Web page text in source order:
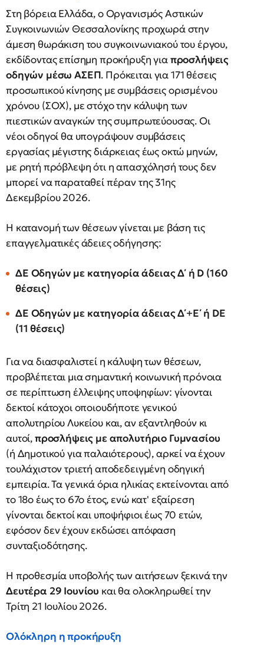
Στη βόρεια Ελλάδα, ο Οργανισμός Αστικών
Συγκοινωνιών Θεσσαλονίκης προχωρά στην
άμεση θωράκιση του συγκοινωνιακού του έργου,
εκδίδοντας επίσημη προκήρυξη γιαπροσλήψεις
οδηγών μέσω ΑΣΕΠ. Πρόκειται για 171 θέσεις
προσωπικού κίνησης με συμβάσεις ορισμένου
χρόνου (ΣΟΧ), με στόχο την κάλυψη των
πιεστικών αναγκών της συμπρωτεύουσας. Οι
νέοι οδηγοί θα υπογράψουν συμβάσεις
εργασίας μέγιστης διάρκειας έως οκτώ μηνών,
με ρητή πρόβλεψη ότι η απασχόλησή τους δεν
μπορεί να παραταθεί πέραν της 31ης
Δεκεμβρίου 2026.
Η κατανομή των θέσεων γίνεται με βάση τις
επαγγελματικές άδειες οδήγησης:
ΔΕ Οδηγών με κατηγορία άδειας Δ΄ ή D (160
θέσεις)
ΔΕ Οδηγών με κατηγορία άδειας Δ΄+Ε΄ ή DE
(11 θέσεις)
Για να διασφαλιστεί η κάλυψη των θέσεων,
προβλέπεται μια σημαντική κοινωνική πρόνοια
σε περίπτωση έλλειψης υποψηφίων: γίνονται
δεκτοί κάτοχοι οποιουδήποτε γενικού
απολυτηρίου Λυκείου και, αν εξαντληθούν κι
αυτοί,προσλήψεις με απολυτήριο Γυμνασίου
(ή Δημοτικού για παλαιότερους), αρκεί να έχουν
τουλάχιστον τριετή αποδεδειγμένη οδηγική
εμπειρία. Τα γενικά όρια ηλικίας εκτείνονται από
το 18ο έως το 67ο έτος, ενώ κατ' εξαίρεση
γίνονται δεκτοί και υποψήφιοι έως 70 ετών,
εφόσον δεν έχουν εκδώσει απόφαση
συνταξιοδότησης.
Η προθεσμία υποβολής των αιτήσεων ξεκινά την
Δευτέρα 29 Ιουνίου και θα ολοκληρωθεί την
Τρίτη 21 Ιουλίου 2026.
Ολόκληρη η προκήρυξη